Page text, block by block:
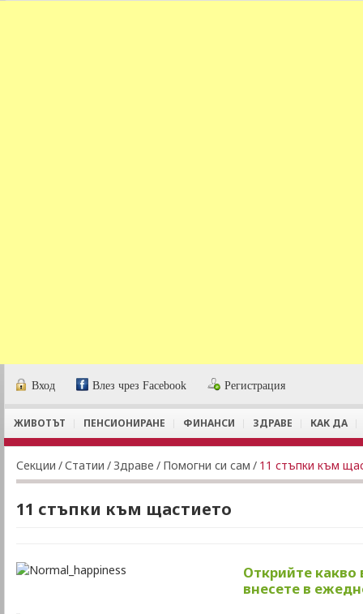
Вход Влез чрез Facebook Регистрация
ЖИВОТЪТ ПЕНСИОНИРАНЕ ФИНАНСИ ЗДРАВЕ КАК ДА
Секции /Статии / Здраве / Помогни си сам / 11 стъпки към
11 стъпки към щастието
Открийте какво
внесете в